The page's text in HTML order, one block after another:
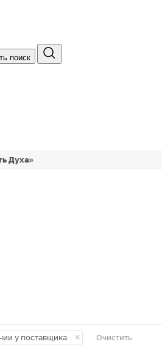
поиск
Духа»
×
у поставщика Очистить
на рассылку
Подписаться